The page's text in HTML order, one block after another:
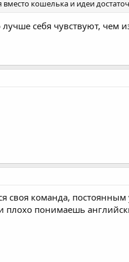
кошелька и идеи
себя чувствуют, чем
своя команда, постоянным
плохо понимаешь